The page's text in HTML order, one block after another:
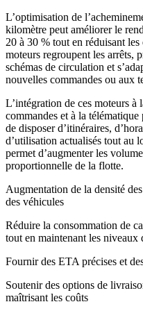
L’optimisation de
kilomètre peut améliorer le
20 à 30 % tout en réduisant
moteurs regroupent les arrêts,
schémas de circulation et
nouvelles commandes ou aux
L’intégration de ces moteurs à
commandes et à la
de disposer d’itinéraires,
d’utilisation actualisés tout au
permet d’augmenter les
proportionnelle de la flotte.
Augmentation de la densité
des véhicules
Réduire la consommation de
tout en maintenant les niveaux
Fournir des ETA précises et
Soutenir des options de
maîtrisant les coûts